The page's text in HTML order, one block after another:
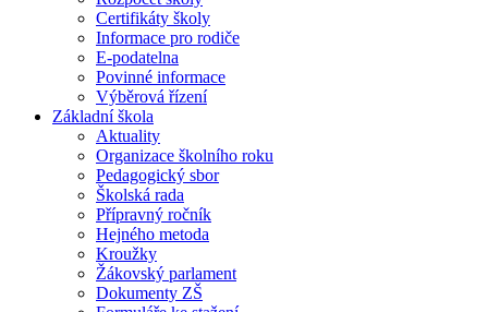
Certifikáty školy
Informace pro rodiče
E-podatelna
Povinné informace
Výběrová řízení
Základní škola
Aktuality
Organizace školního roku
Pedagogický sbor
Školská rada
Přípravný ročník
Hejného metoda
Kroužky
Žákovský parlament
Dokumenty ZŠ